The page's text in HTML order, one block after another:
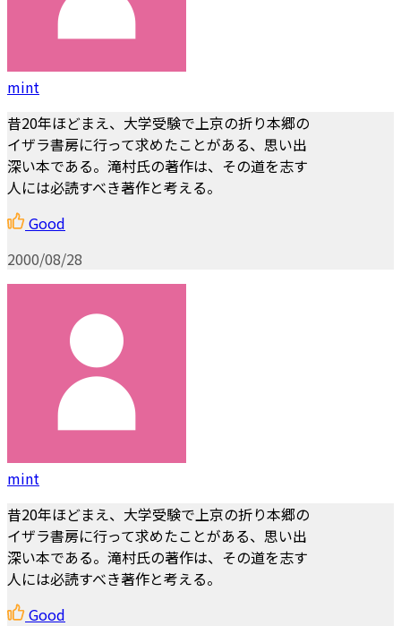
mint
昔20年ほどまえ、大学受験で上京の折り本郷の
イザラ書房に行って求めたことがある、思い出
深い本である。滝村氏の著作は、その道を志す
人には必読すべき著作と考える。
Good
2000/08/28
mint
昔20年ほどまえ、大学受験で上京の折り本郷の
イザラ書房に行って求めたことがある、思い出
深い本である。滝村氏の著作は、その道を志す
人には必読すべき著作と考える。
Good